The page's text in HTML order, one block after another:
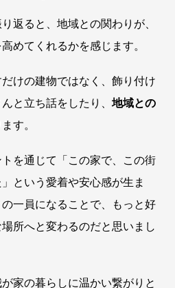
返ると、地域との関わりが、
めてくれるかを感じます。
けの建物ではなく、飾り付け
と立ち話をしたり、 地域との
す。
を通じて「この家で、この街
という愛着や安心感が生ま
一員になることで、もっと好
所へと変わるのだと思いまし
家の暮らしに温かい繋がりと